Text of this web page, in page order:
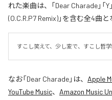
れた楽曲は、「Dear Charade」「Y
(O.C.R.P7 Remix)」を含む全4曲と
すこし笑えて、少し変で、すこし哲学
なお「Dear Charade」は、 Apple
YouTube Music、 Amazon Music